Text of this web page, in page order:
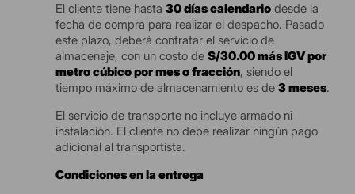
El cliente tiene hasta 30 días calendario desde la
fecha de compra para realizar el despacho. Pasado
este plazo, deberá contratar el servicio de
almacenaje, con un costo de S/30.00 más IGV por
metro cúbico por mes o fracción, siendo el
tiempo máximo de almacenamiento es de 3 meses.
El servicio de transporte no incluye armado ni
instalación. El cliente no debe realizar ningún pago
adicional al transportista.
Condiciones en la entrega